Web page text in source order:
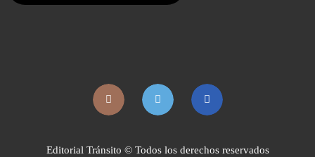
Editorial Tránsito © Todos los derechos reservados